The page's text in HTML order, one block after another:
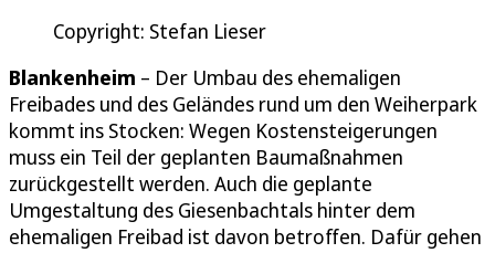
Copyright: Stefan Lieser
Blankenheim – Der Umbau des ehemaligen
Freibades und des Geländes rund um den Weiherpark
kommt ins Stocken: Wegen Kostensteigerungen
muss ein Teil der geplanten Baumaßnahmen
zurückgestellt werden. Auch die geplante
Umgestaltung des Giesenbachtals hinter dem
ehemaligen Freibad ist davon betroffen. Dafür gehen